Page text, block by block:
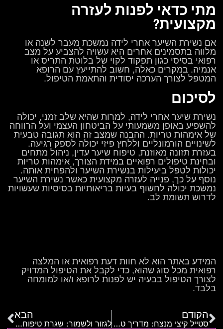
מתי כדאי לפנות לעזרה
מקצועית?
אם נשירת השיער אחרי לידה נמשכת מעבר לשנה או
מלווה בתסמינים אחרים היא עשויה להצביע על מצב
רפואי בסיסי כגון תפקוד לקוי של בלוטת התריס או
אנמיה. במקרים כאלה, חשוב להתייעץ עם הרופא
המטפל לצורך הערכה יסודית והתאמת הטיפול.
לסיכום
נשירת שיער אחרי לידה, למרות שהיא שלב זמני, יכולה
להשפיע באופן משמעותי על הביטחון העצמי ועל הרווחה
של אימהות טריות. ההבנה שמצב זה הוא תגובה טבעית
לשינויים הורמונליים וללחץ פיזי יכולה לספק רגיעה.
בעזרת תזונה מאוזנת, טיפוח שיער עדין, ניהול מתחים
ובחינת טיפולים רפואיים במידת הצורך, אימהות טריות
יכולות לטפל ביעילות בנשירת השיער ולהפחית אותה.
נוסף על כך, פנייה לעזרה מקצועית כאשר נשירת השיער
נמשכת יכולה לחשוף בעיות בריאותיות בסיסיות שעשויות
לדרוש תשומת לב.
המידע באתר הוא לא חוות דעת רפואית או המלצה
רפואית מכל סוג שהוא, כדי לקבל את הטיפול המדויק
לצורך הטיפול בבעיה יש לפנות לרופא ו/או למומחה
בלבד.
הקודם
סטייל קיצי מנצח: מדריך טיפים ולוקים לנערות
הבא
לגזור ולשמור: שגרת טיפוח לפנים ולשיער